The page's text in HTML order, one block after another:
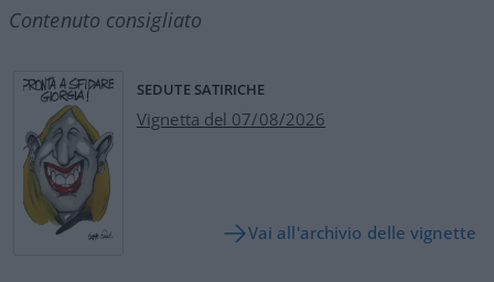
Contenuto consigliato
SEDUTE SATIRICHE
Vignetta del 07/08/2026
Vai all'archivio delle vignette